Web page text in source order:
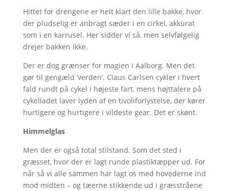
Hittet for drengene er helt klart den lille bakke, hvor
der pludselig er anbragt sæder i en cirkel, akkurat
som i en karrusel. Her sidder vi så, men selvfølgelig
drejer bakken ikke.
Der er dog grænser for magien i Aalborg. Men det
gør til gengæld ’verden’. Claus Carlsen cykler i hvert
fald rundt på cykel i højeste fart, mens højttalere på
cykelladet laver lyden af en tivoliforlystelse, der kører
hurtigere og hurtigere i vildeste gear. Det er skønt.
Himmelglas
Men der er også total stilstand. Som det sted i
græsset, hvor der er lagt runde plastiktæpper ud. For
når så vi alle sammen har lagt os med hovederne ind
mod midten – og tæerne stikkende ud i græsstråene